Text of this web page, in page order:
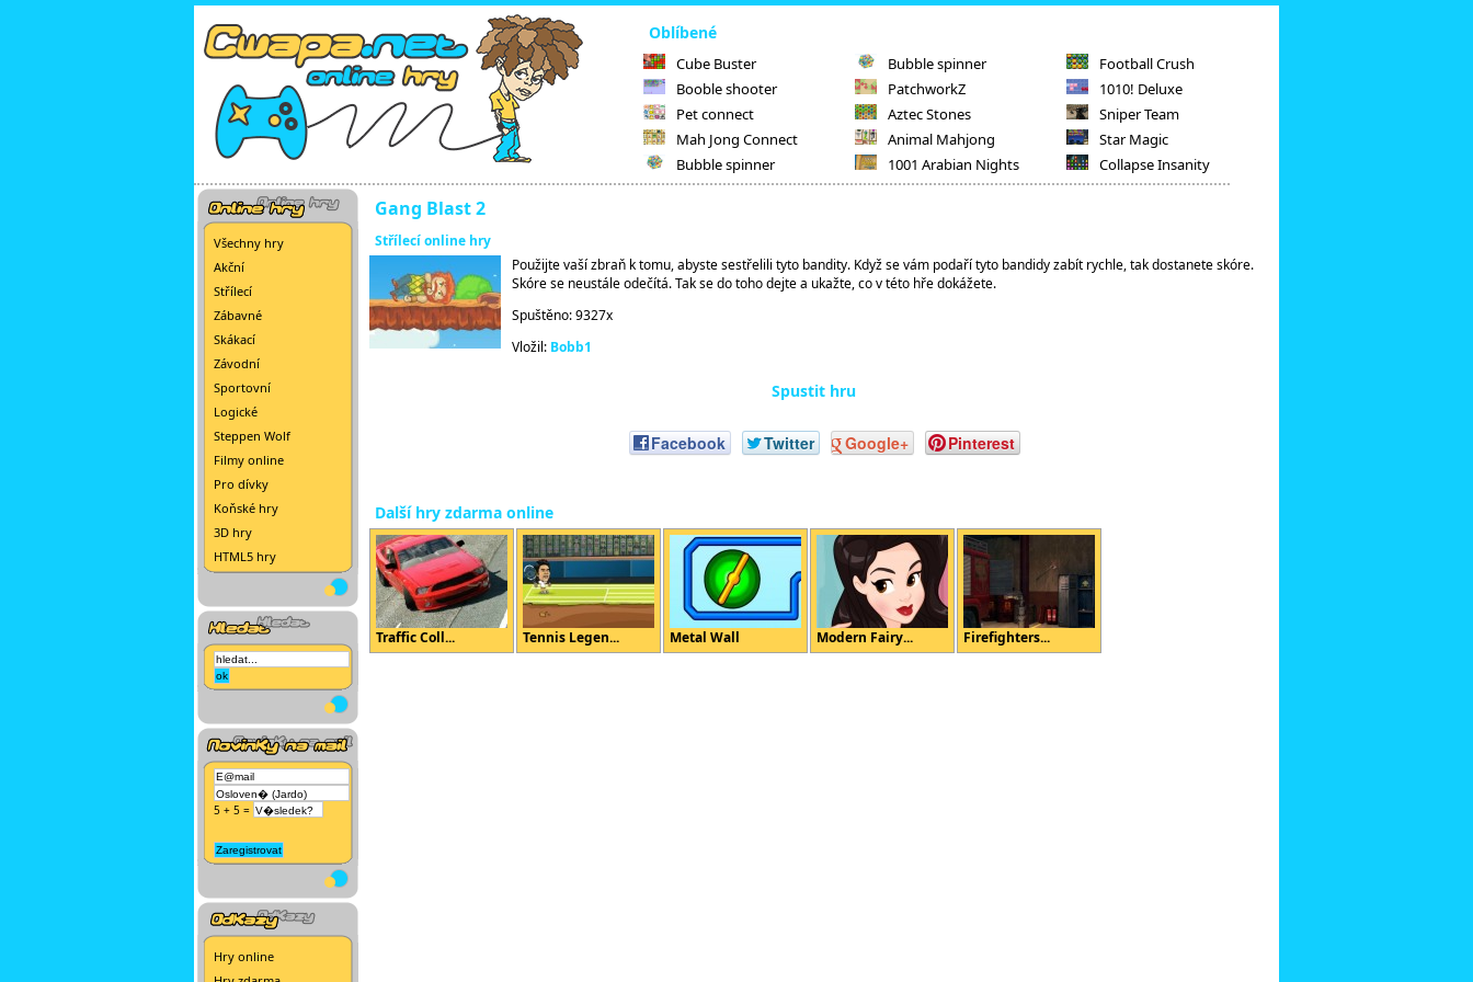
Oblíbené
Cube Buster
Booble shooter
Pet connect
Mah Jong Connect
Bubble spinner
Bubble spinner
PatchworkZ
Aztec Stones
Animal Mahjong
1001 Arabian Nights
Football Crush
1010! Deluxe
Sniper Team
Star Magic
Collapse Insanity
Všechny hry
Akční
Střílecí
Zábavné
Skákací
Závodní
Sportovní
Logické
Steppen Wolf
Filmy online
Pro dívky
Koňské hry
3D hry
HTML5 hry
5 + 5 =
Hry online
Gang Blast 2
Střílecí online hry
Použijte vaší zbraň k tomu, abyste sestřelili tyto bandity. Když se vám podaří tyto bandidy zabít rychle, tak dostanete skóre.
Skóre se neustále odečítá. Tak se do toho dejte a ukažte, co v této hře dokážete.
Spuštěno: 9327x
Vložil: Bobb1
Spustit hru
Facebook Twitter Google+ Pinterest
Další hry zdarma online
Traffic Coll... Tennis Legen... Metal Wall Modern Fairy... Firefighters...